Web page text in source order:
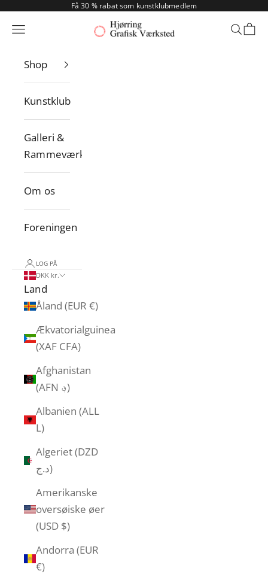
Spring til indholdFå 30 % rabat som kunstklubmedlem
Hjørring Grafisk
Menu Søg
Shop
Kunstklub
Galleri &
Rammeværksted
Om os
Foreningen
LOG PÅ
DKK kr.
Land
Åland (EUR €)
Ækvatorialguinea
(XAF CFA)
Afghanistan
(AFN ؋)
Albanien (ALL
L)
Algeriet (DZD
د.ج)
Amerikanske
oversøiske øer
(USD $)
Andorra (EUR
€)